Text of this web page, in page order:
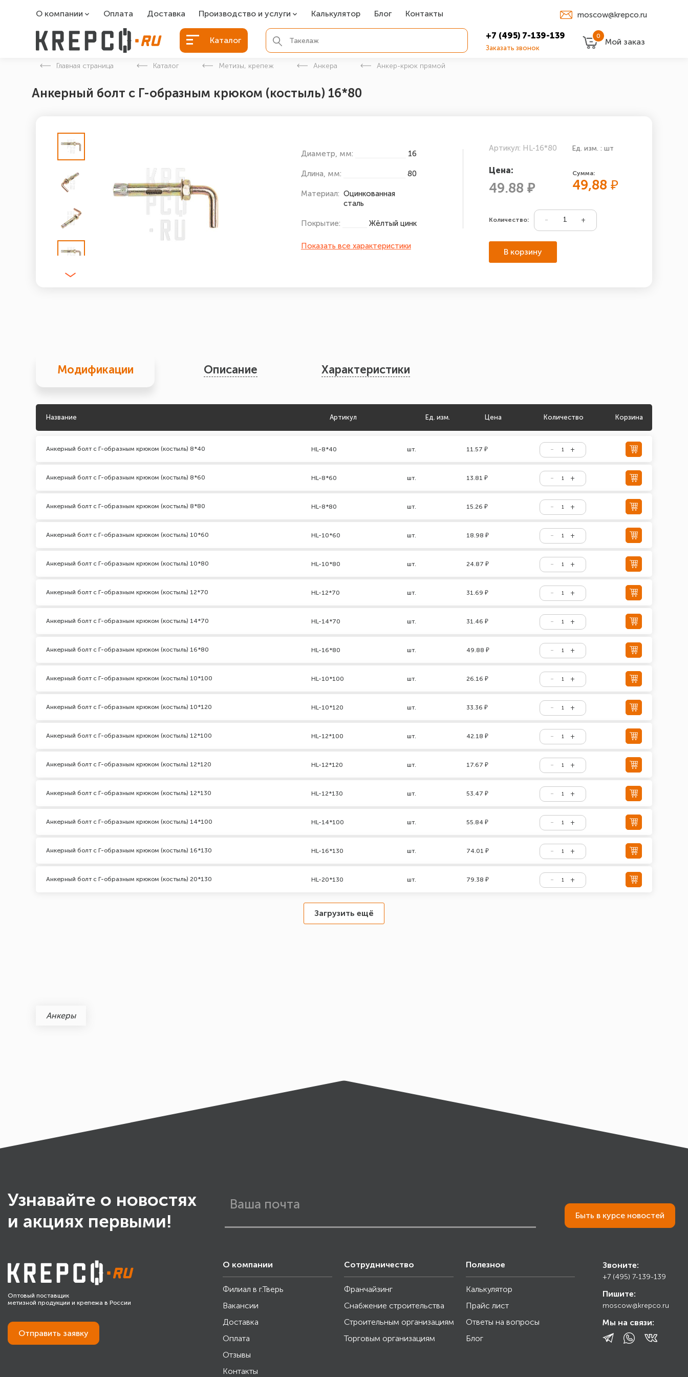
О компании
О компании
Оплата Доставка Производство и услуги
Болты БСР
Болты для фундамента
Закладные детали
Калькулятор Блог Контакты moscow@krepco.ru
Каталог +7 (495) 7-139-139
Заказать звонок
0
Мой заказ
Главная страница Каталог Метизы, крепеж Анкера Анкер-крюк прямой
Анкерный болт с Г-образным крюком (костыль) 16*80
Диаметр, мм: 16
Длина, мм: 80
Материал: Оцинкованная
сталь
Покрытие: Жёлтый цинк
Показать все характеристики
Артикул: HL-16*80 Ед. изм. : шт
Цена:
49.88 ₽
Сумма:
49,88₽
Количество:
В корзину
Модификации Описание Характеристики
Название Артикул Ед. изм. Цена Количество Корзина
Анкерный болт с Г-образным крюком (костыль) 8*40 HL-8*40 шт. 11.57 ₽
Анкерный болт с Г-образным крюком (костыль) 8*60 HL-8*60 шт. 13.81 ₽
Анкерный болт с Г-образным крюком (костыль) 8*80 HL-8*80 шт. 15.26 ₽
Анкерный болт с Г-образным крюком (костыль) 10*60 HL-10*60 шт. 18.98 ₽
Анкерный болт с Г-образным крюком (костыль) 10*80 HL-10*80 шт. 24.87 ₽
Анкерный болт с Г-образным крюком (костыль) 12*70 HL-12*70 шт. 31.69 ₽
Анкерный болт с Г-образным крюком (костыль) 14*70 HL-14*70 шт. 31.46 ₽
Анкерный болт с Г-образным крюком (костыль) 16*80 HL-16*80 шт. 49.88 ₽
Анкерный болт с Г-образным крюком (костыль) 10*100 HL-10*100 шт. 26.16 ₽
Анкерный болт с Г-образным крюком (костыль) 10*120 HL-10*120 шт. 33.36 ₽
Анкерный болт с Г-образным крюком (костыль) 12*100 HL-12*100 шт. 42.18 ₽
Анкерный болт с Г-образным крюком (костыль) 12*120 HL-12*120 шт. 17.67 ₽
Анкерный болт с Г-образным крюком (костыль) 12*130 HL-12*130 шт. 53.47 ₽
Анкерный болт с Г-образным крюком (костыль) 14*100 HL-14*100 шт. 55.84 ₽
Анкерный болт с Г-образным крюком (костыль) 16*130 HL-16*130 шт. 74.01 ₽
Анкерный болт с Г-образным крюком (костыль) 20*130 HL-20*130 шт. 79.38 ₽
Загрузить ещё
Анкеры
Узнавайте о новостях
и акциях первыми!
Быть в курсе новостей
Оптовый поставщик
метизной продукции и крепежа в России
Отправить заявку
О компании
Филиал в г.Тверь
Вакансии
Доставка
Оплата
Отзывы
Контакты
Сотрудничество
Франчайзинг
Снабжение строительства
Строительным организациям
Торговым организациям
Полезное
Калькулятор
Прайс лист
Ответы на вопросы
Блог
Звоните:
+7 (495) 7-139-139
Пишите:
moscow@krepco.ru
Мы на связи: